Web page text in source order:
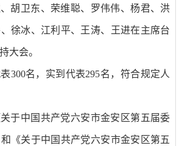
胡卫东、荣维聪、罗伟伟、杨君、洪
徐冰、江利平、王涛、王进在主席台
大会。
300名，实到代表295名，符合规定人
于中国共产党六安市金安区第五届委
《关于中国共产党六安市金安区第五